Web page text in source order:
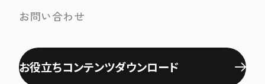
お問い合わせ
お役立ちコンテンツダウンロード